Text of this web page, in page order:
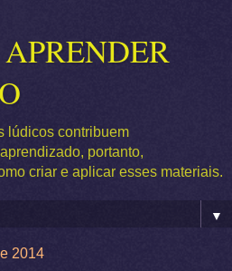
lúdicos contribuem
portanto,
criar e aplicar esses materiais.
▼
2014